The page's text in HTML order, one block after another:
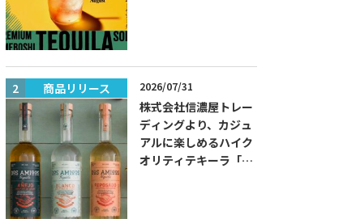
8月限定メニューに！
商品リリース 2026/07/31
株式会社信濃屋トレー
ディングより、カジュ
アルに楽しめるハイク
オリティテキーラ「ド